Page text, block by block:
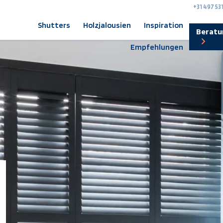
+31 497
Shutters Holzjalousien Inspiration
Empfehlungen